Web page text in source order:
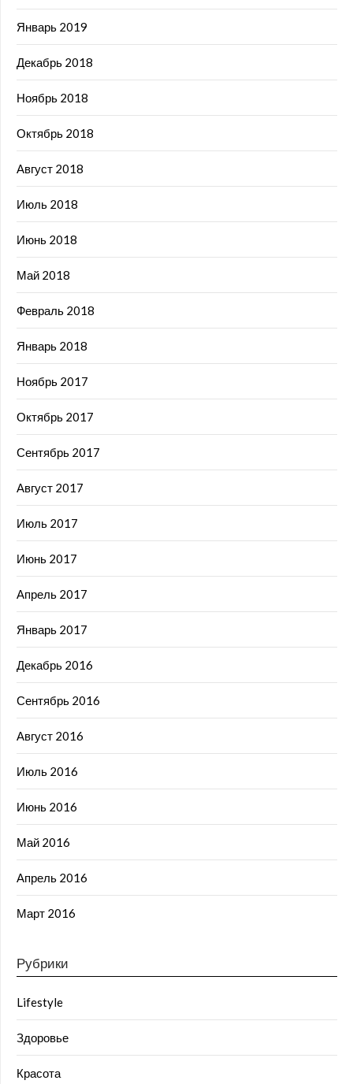
Январь 2019
Декабрь 2018
Ноябрь 2018
Октябрь 2018
Август 2018
Июль 2018
Июнь 2018
Май 2018
Февраль 2018
Январь 2018
Ноябрь 2017
Октябрь 2017
Сентябрь 2017
Август 2017
Июль 2017
Июнь 2017
Апрель 2017
Январь 2017
Декабрь 2016
Сентябрь 2016
Август 2016
Июль 2016
Июнь 2016
Май 2016
Апрель 2016
Март 2016
Рубрики
Lifestyle
Здоровье
Красота